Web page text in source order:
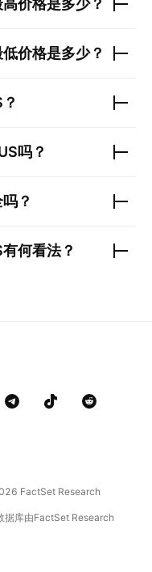
价格是多少？
价格是多少？
？
吗？
？
有何看法？
FactSet Research
库由FactSet Research